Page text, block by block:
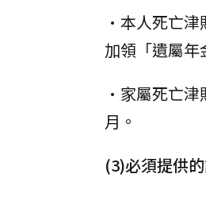
•本人死亡津
加領「遺屬年
•家屬死亡津
月。
(3)必須提供的